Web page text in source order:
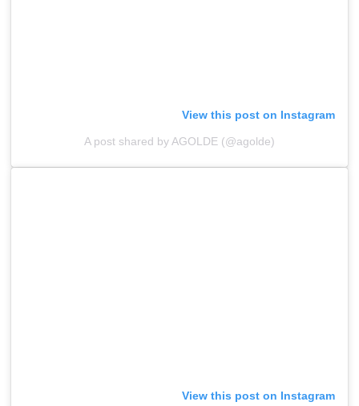
View this post on Instagram
A post shared by AGOLDE (@agolde)
View this post on Instagram